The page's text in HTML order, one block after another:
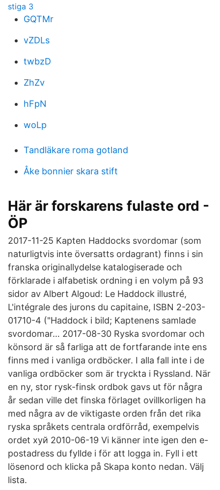
stiga 3
GQTMr
vZDLs
twbzD
ZhZv
hFpN
woLp
Tandläkare roma gotland
Åke bonnier skara stift
Här är forskarens fulaste ord -
ÖP
2017-11-25 Kapten Haddocks svordomar (som
naturligtvis inte översatts ordagrant) finns i sin
franska originallydelse katalogiserade och
förklarade i alfabetisk ordning i en volym på 93
sidor av Albert Algoud: Le Haddock illustré,
L'intégrale des jurons du capitaine, ISBN 2-203-
01710-4 ("Haddock i bild; Kaptenens samlade
svordomar… 2017-08-30 Ryska svordomar och
könsord är så farliga att de fortfarande inte ens
finns med i vanliga ordböcker. I alla fall inte i de
vanliga ordböcker som är tryckta i Ryssland. När
en ny, stor rysk-finsk ordbok gavs ut för några
år sedan ville det finska förlaget ovillkorligen ha
med några av de viktigaste orden från det rika
ryska språkets centrala ordförråd, exempelvis
ordet хуй 2010-06-19 Vi känner inte igen den e-
postadress du fyllde i för att logga in. Fyll i ett
lösenord och klicka på Skapa konto nedan. Välj
lista.